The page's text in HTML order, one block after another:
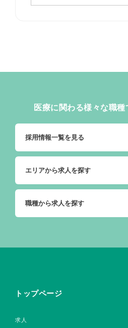
医療に関わる様々な職
採用情報一覧を見る
エリアから求人を探す
職種から求人を探す
トップページ
求人